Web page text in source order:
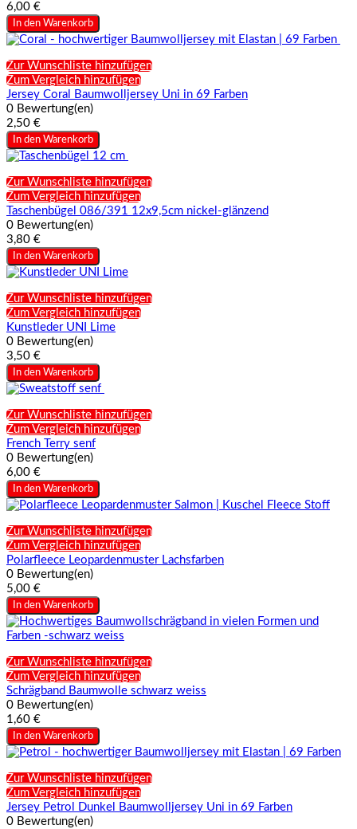
6,00 €
In den Warenkorb
Zur Wunschliste hinzufügen
Zum Vergleich hinzufügen
Jersey Coral Baumwolljersey Uni in 69 Farben
0 Bewertung(en)
2,50 €
In den Warenkorb
Zur Wunschliste hinzufügen
Zum Vergleich hinzufügen
Taschenbügel 086/391 12x9,5cm nickel-glänzend
0 Bewertung(en)
3,80 €
In den Warenkorb
Zur Wunschliste hinzufügen
Zum Vergleich hinzufügen
Kunstleder UNI Lime
0 Bewertung(en)
3,50 €
In den Warenkorb
Zur Wunschliste hinzufügen
Zum Vergleich hinzufügen
French Terry senf
0 Bewertung(en)
6,00 €
In den Warenkorb
Zur Wunschliste hinzufügen
Zum Vergleich hinzufügen
Polarfleece Leopardenmuster Lachsfarben
0 Bewertung(en)
5,00 €
In den Warenkorb
Zur Wunschliste hinzufügen
Zum Vergleich hinzufügen
Schrägband Baumwolle schwarz weiss
0 Bewertung(en)
1,60 €
In den Warenkorb
Zur Wunschliste hinzufügen
Zum Vergleich hinzufügen
Jersey Petrol Dunkel Baumwolljersey Uni in 69 Farben
0 Bewertung(en)